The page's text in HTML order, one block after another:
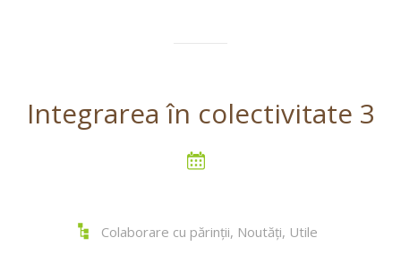
Integrarea în colectivitate 3
Colaborare cu părinții, Noutăți, Utile